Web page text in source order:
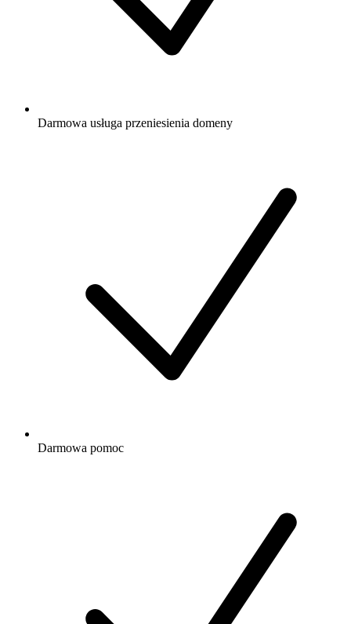
Darmowa usługa przeniesienia domeny
Darmowa pomoc